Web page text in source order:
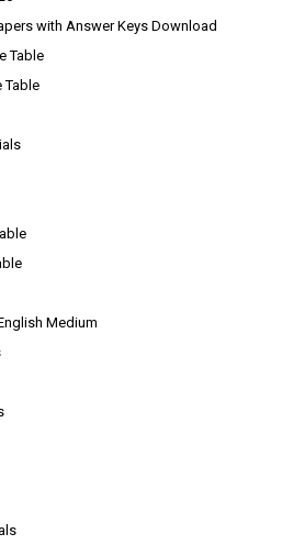
with Answer Keys Download
Table
Table
Medium